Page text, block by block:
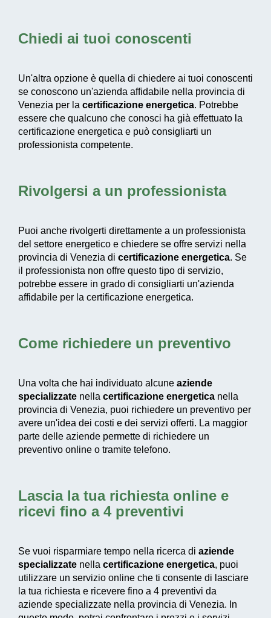
Chiedi ai tuoi conoscenti
Un'altra opzione è quella di chiedere ai tuoi conoscenti
se conoscono un'azienda affidabile nella provincia di
Venezia per la certificazione energetica. Potrebbe
essere che qualcuno che conosci ha già effettuato la
certificazione energetica e può consigliarti un
professionista competente.
Rivolgersi a un professionista
Puoi anche rivolgerti direttamente a un professionista
del settore energetico e chiedere se offre servizi nella
provincia di Venezia di certificazione energetica. Se
il professionista non offre questo tipo di servizio,
potrebbe essere in grado di consigliarti un'azienda
affidabile per la certificazione energetica.
Come richiedere un preventivo
Una volta che hai individuato alcune aziende
specializzate nella certificazione energetica nella
provincia di Venezia, puoi richiedere un preventivo per
avere un'idea dei costi e dei servizi offerti. La maggior
parte delle aziende permette di richiedere un
preventivo online o tramite telefono.
Lascia la tua richiesta online e
ricevi fino a 4 preventivi
Se vuoi risparmiare tempo nella ricerca di aziende
specializzate nella certificazione energetica, puoi
utilizzare un servizio online che ti consente di lasciare
la tua richiesta e ricevere fino a 4 preventivi da
aziende specializzate nella provincia di Venezia. In